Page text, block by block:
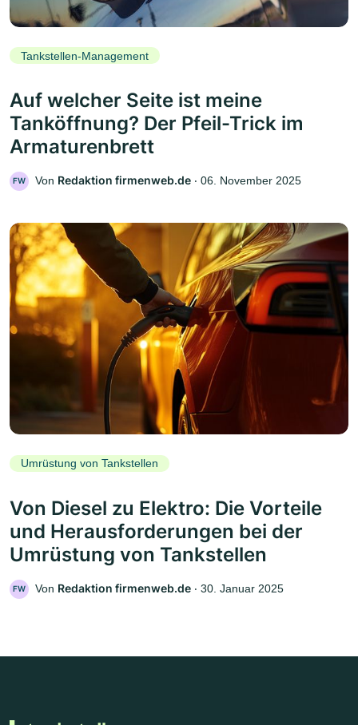
Tankstellen-Management
Auf welcher Seite ist meine
Tanköffnung? Der Pfeil-Trick im
Armaturenbrett
FW Von Redaktion firmenweb.de ‧ 06. November 2025
Umrüstung von Tankstellen
Von Diesel zu Elektro: Die Vorteile
und Herausforderungen bei der
Umrüstung von Tankstellen
FW Von Redaktion firmenweb.de ‧ 30. Januar 2025